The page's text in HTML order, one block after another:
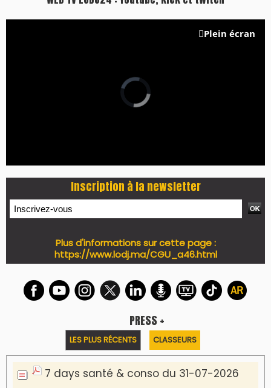
Plein écran
Inscription à la newsletter
Plus d'informations sur cette page :
https://www.lodj.ma/CGU_a46.html
PRESS +
LES PLUS RÉCENTS CLASSEURS
7 days santé & conso du 31-07-2026